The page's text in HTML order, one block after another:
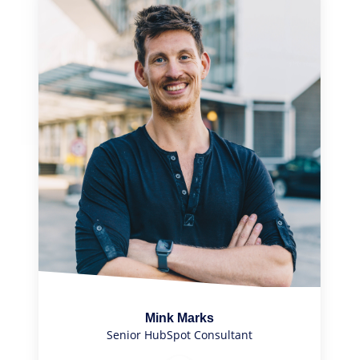
Mink Marks
Senior HubSpot Consultant